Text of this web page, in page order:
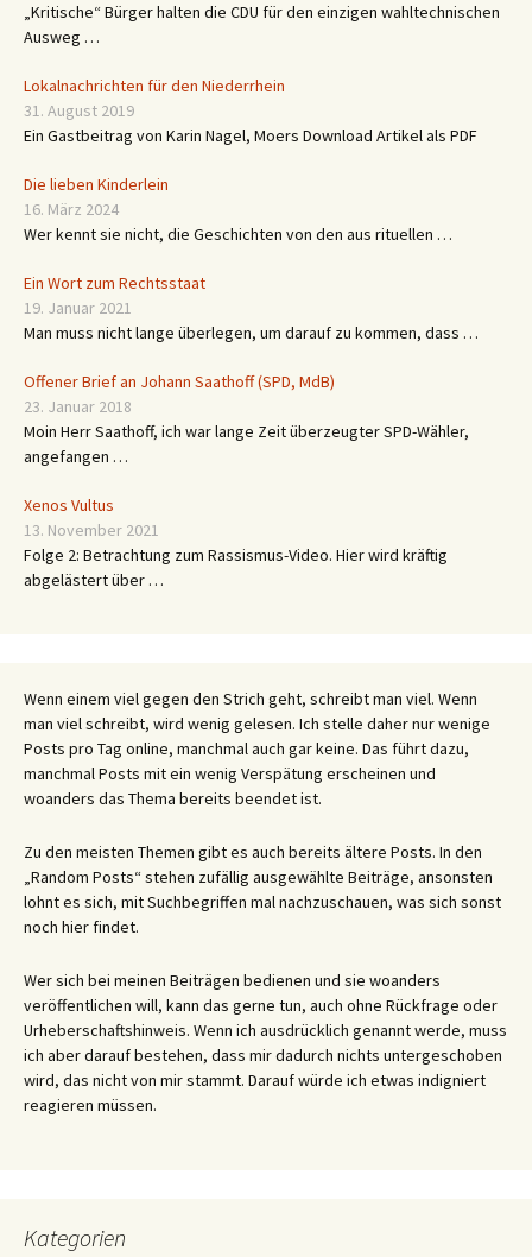
„Kritische“ Bürger halten die CDU für den einzigen wahltechnischen
Ausweg …
Lokalnachrichten für den Niederrhein
31. August 2019
Ein Gastbeitrag von Karin Nagel, Moers Download Artikel als PDF
Die lieben Kinderlein
16. März 2024
Wer kennt sie nicht, die Geschichten von den aus rituellen …
Ein Wort zum Rechtsstaat
19. Januar 2021
Man muss nicht lange überlegen, um darauf zu kommen, dass …
Offener Brief an Johann Saathoff (SPD, MdB)
23. Januar 2018
Moin Herr Saathoff, ich war lange Zeit überzeugter SPD-Wähler,
angefangen …
Xenos Vultus
13. November 2021
Folge 2: Betrachtung zum Rassismus-Video. Hier wird kräftig
abgelästert über …
Wenn einem viel gegen den Strich geht, schreibt man viel. Wenn
man viel schreibt, wird wenig gelesen. Ich stelle daher nur wenige
Posts pro Tag online, manchmal auch gar keine. Das führt dazu,
manchmal Posts mit ein wenig Verspätung erscheinen und
woanders das Thema bereits beendet ist.
Zu den meisten Themen gibt es auch bereits ältere Posts. In den
„Random Posts“ stehen zufällig ausgewählte Beiträge, ansonsten
lohnt es sich, mit Suchbegriffen mal nachzuschauen, was sich sonst
noch hier findet.
Wer sich bei meinen Beiträgen bedienen und sie woanders
veröffentlichen will, kann das gerne tun, auch ohne Rückfrage oder
Urheberschaftshinweis. Wenn ich ausdrücklich genannt werde, muss
ich aber darauf bestehen, dass mir dadurch nichts untergeschoben
wird, das nicht von mir stammt. Darauf würde ich etwas indigniert
reagieren müssen.
Kategorien